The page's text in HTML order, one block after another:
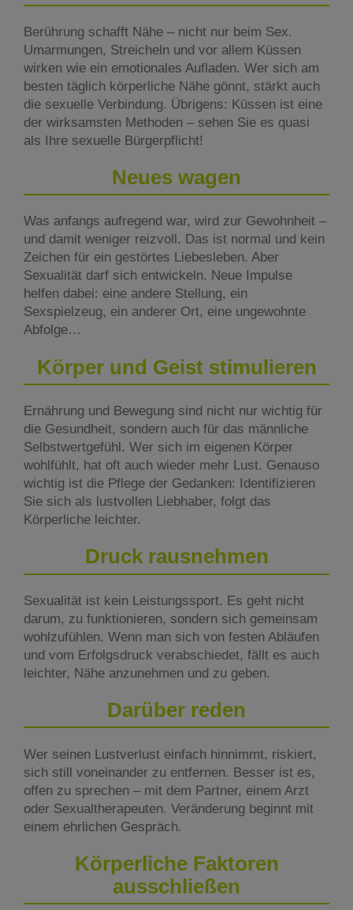
Berührung schafft Nähe – nicht nur beim Sex.
Umarmungen, Streicheln und vor allem Küssen
wirken wie ein emotionales Aufladen. Wer sich am
besten täglich körperliche Nähe gönnt, stärkt auch
die sexuelle Verbindung. Übrigens: Küssen ist eine
der wirksamsten Methoden – sehen Sie es quasi
als Ihre sexuelle Bürgerpflicht!
Neues wagen
Was anfangs aufregend war, wird zur Gewohnheit –
und damit weniger reizvoll. Das ist normal und kein
Zeichen für ein gestörtes Liebesleben. Aber
Sexualität darf sich entwickeln. Neue Impulse
helfen dabei: eine andere Stellung, ein
Sexspielzeug, ein anderer Ort, eine ungewohnte
Abfolge…
Körper und Geist stimulieren
Ernährung und Bewegung sind nicht nur wichtig für
die Gesundheit, sondern auch für das männliche
Selbstwertgefühl. Wer sich im eigenen Körper
wohlfühlt, hat oft auch wieder mehr Lust. Genauso
wichtig ist die Pflege der Gedanken: Identifizieren
Sie sich als lustvollen Liebhaber, folgt das
Körperliche leichter.
Druck rausnehmen
Sexualität ist kein Leistungssport. Es geht nicht
darum, zu funktionieren, sondern sich gemeinsam
wohlzufühlen. Wenn man sich von festen Abläufen
und vom Erfolgsdruck verabschiedet, fällt es auch
leichter, Nähe anzunehmen und zu geben.
Darüber reden
Wer seinen Lustverlust einfach hinnimmt, riskiert,
sich still voneinander zu entfernen. Besser ist es,
offen zu sprechen – mit dem Partner, einem Arzt
oder Sexualtherapeuten. Veränderung beginnt mit
einem ehrlichen Gespräch.
Körperliche Faktoren
ausschließen